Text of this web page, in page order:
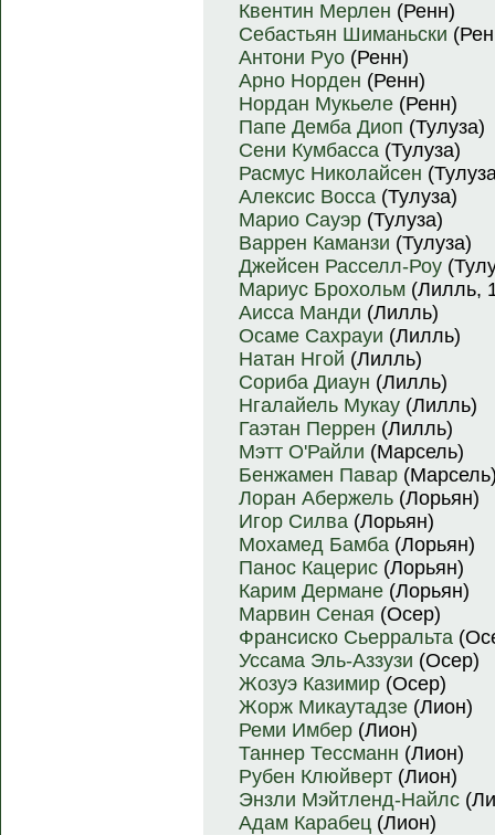
Квентин Мерлен (Ренн)
Себастьян Шиманьски
Антони Руо (Ренн)
Арно Норден (Ренн)
Нордан Мукьеле (Ренн)
Папе Демба Диоп (Тулуза)
Сени Кумбасса (Тулуза)
Расмус Николайсен
Алексис Восса (Тулуза)
Марио Сауэр (Тулуза)
Варрен Каманзи (Тулуза)
Джейсен Расселл-Роу
Мариус Брохольм (Лилль,
Аисса Манди (Лилль)
Осаме Сахрауи (Лилль)
Натан Нгой (Лилль)
Сориба Диаун (Лилль)
Нгалайель Мукау (Лилль)
Гаэтан Перрен (Лилль)
Мэтт О'Райли (Марсель)
Бенжамен Павар
Лоран Абержель (Лорьян)
Игор Силва (Лорьян)
Мохамед Бамба (Лорьян)
Панос Кацерис (Лорьян)
Карим Дермане (Лорьян)
Марвин Сеная (Осер)
Франсиско Сьерральта
Уссама Эль-Аззузи (Осер)
Жозуэ Казимир (Осер)
Жорж Микаутадзе (Лион)
Реми Имбер (Лион)
Таннер Тессманн (Лион)
Рубен Клюйверт (Лион)
Энзли Мэйтленд-Найлс
Адам Карабец (Лион)